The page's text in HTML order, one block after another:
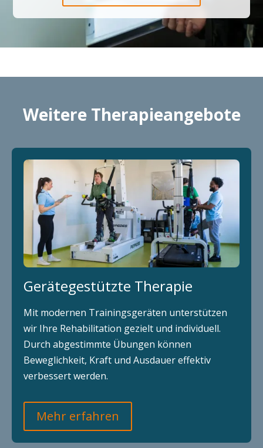
Weitere Therapieangebote
Gerätegestützte Therapie
Mit modernen Trainingsgeräten unterstützen
wir Ihre Rehabilitation gezielt und individuell.
Durch abgestimmte Übungen können
Beweglichkeit, Kraft und Ausdauer effektiv
verbessert werden.
Mehr erfahren